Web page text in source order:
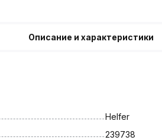
Описание и характеристики
Helfer
239738